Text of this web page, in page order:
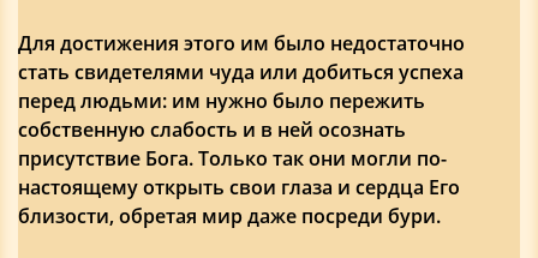
Для достижения этого им было недостаточно
стать свидетелями чуда или добиться успеха
перед людьми: им нужно было пережить
собственную слабость и в ней осознать
присутствие Бога. Только так они могли по-
настоящему открыть свои глаза и сердца Его
близости, обретая мир даже посреди бури.